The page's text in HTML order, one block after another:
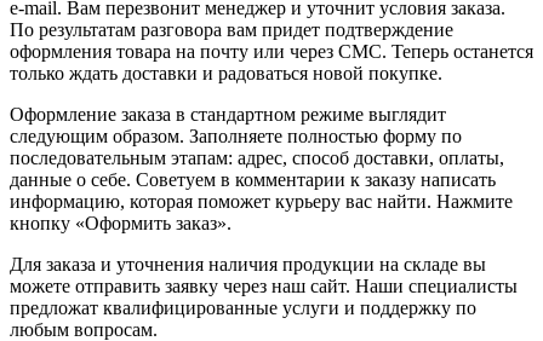
e-mail. Вам перезвонит менеджер и уточнит условия заказа.
По результатам разговора вам придет подтверждение
оформления товара на почту или через СМС. Теперь останется
только ждать доставки и радоваться новой покупке.
Оформление заказа в стандартном режиме выглядит
следующим образом. Заполняете полностью форму по
последовательным этапам: адрес, способ доставки, оплаты,
данные о себе. Советуем в комментарии к заказу написать
информацию, которая поможет курьеру вас найти. Нажмите
кнопку «Оформить заказ».
Для заказа и уточнения наличия продукции на складе вы
можете отправить заявку через наш сайт. Наши специалисты
предложат квалифицированные услуги и поддержку по
любым вопросам.